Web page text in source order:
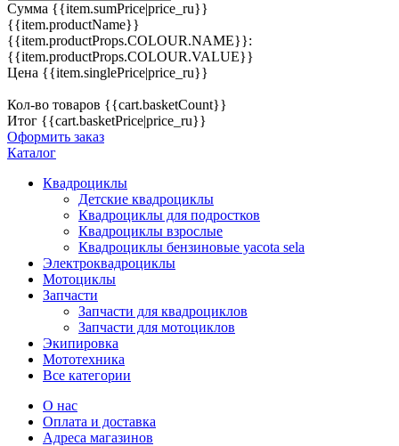
Сумма {{item.sumPrice|price_ru}}
{{item.productName}}
{{item.productProps.COLOUR.NAME}}:
{{item.productProps.COLOUR.VALUE}}
Цена {{item.singlePrice|price_ru}}
Кол-во товаров {{cart.basketCount}}
Итог {{cart.basketPrice|price_ru}}
Оформить заказ
Каталог
Квадроциклы
Детские квадроциклы
Квадроциклы для подростков
Квадроциклы взрослые
Квадроциклы бензиновые yacota sela
Электроквадроциклы
Мотоциклы
Запчасти
Запчасти для квадроциклов
Запчасти для мотоциклов
Экипировка
Мототехника
Все категории
О нас
Оплата и доставка
Адреса магазинов